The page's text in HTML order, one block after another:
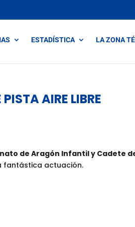
ESTADÍSTICA LA ZONA
AIRE LIBRE
de Aragón Infantil y Cadete
fantástica actuación.